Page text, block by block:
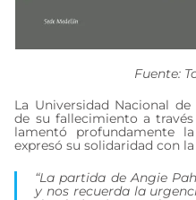
Fuente:
La Universidad Nacional
de su fallecimiento a
lamentó profundamente
expresó su solidaridad con
“La partida de Angie
y nos recuerda la